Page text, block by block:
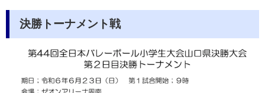
決勝トーナメント戦